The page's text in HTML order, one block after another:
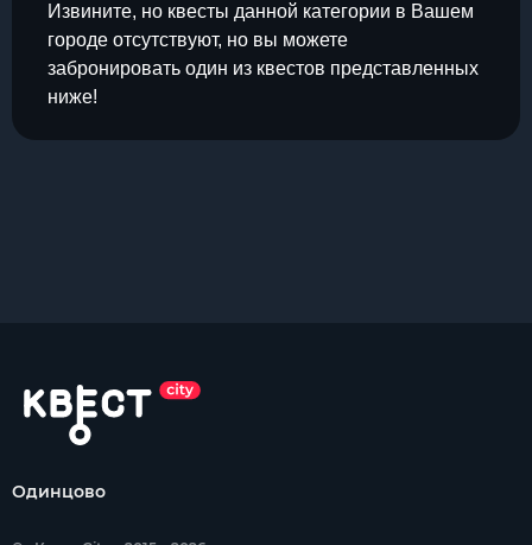
Извините, но квесты данной категории в Вашем
городе отсутствуют, но вы можете
забронировать один из квестов представленных
ниже!
Одинцово